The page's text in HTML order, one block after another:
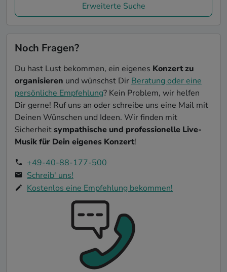
Erweiterte Suche
Noch Fragen?
Du hast Lust bekommen, ein eigenes Konzert zu
organisieren und wünschst Dir Beratung oder eine
persönliche Empfehlung? Kein Problem, wir helfen
Dir gerne! Ruf uns an oder schreibe uns eine Mail mit
Deinen Wünschen und Ideen. Wir finden mit
Sicherheitsympathische und professionelle Live-
Musik für Dein eigenes Konzert!
+49-40-88-177-500
Schreib' uns!
Kostenlos eine Empfehlung bekommen!